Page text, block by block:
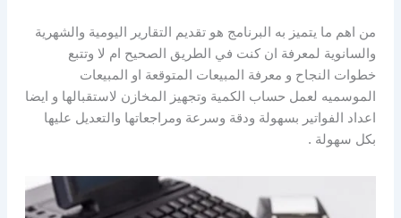
من اهم ما يتميز به البرنامج هو تقديم التقارير اليومية والشهرية
والسانوية لمعرفة ان كنت في الطريق الصحيح ام لا وتتبع
خطوات النجاح و معرفة المبيعات المتوقعة او المبيعات
الموسميه لعمل حساب الكمية وتجهيز المخازن لاستقبالها و ايضا
اعداد الفواتير بسهولة ودقة وسرعة ومراجعاتها والتعديل عليها
بكل سهولة .